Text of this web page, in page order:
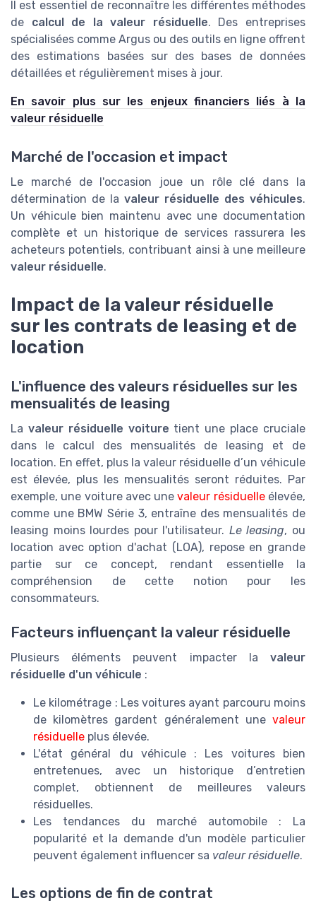
Il est essentiel de reconnaître les différentes méthodes
de calcul de la valeur résiduelle. Des entreprises
spécialisées comme Argus ou des outils en ligne offrent
des estimations basées sur des bases de données
détaillées et régulièrement mises à jour.
En savoir plus sur les enjeux financiers liés à la
valeur résiduelle
Marché de l'occasion et impact
Le marché de l'occasion joue un rôle clé dans la
détermination de la valeur résiduelle des véhicules.
Un véhicule bien maintenu avec une documentation
complète et un historique de services rassurera les
acheteurs potentiels, contribuant ainsi à une meilleure
valeur résiduelle.
Impact de la valeur résiduelle
sur les contrats de leasing et de
location
L'influence des valeurs résiduelles sur les
mensualités de leasing
La valeur résiduelle voiture tient une place cruciale
dans le calcul des mensualités de leasing et de
location. En effet, plus la valeur résiduelle d’un véhicule
est élevée, plus les mensualités seront réduites. Par
exemple, une voiture avec unevaleur résiduelleélevée,
comme une BMW Série 3, entraîne des mensualités de
leasing moins lourdes pour l'utilisateur. Le leasing, ou
location avec option d'achat (LOA), repose en grande
partie sur ce concept, rendant essentielle la
compréhension de cette notion pour les
consommateurs.
Facteurs influençant la valeur résiduelle
Plusieurs éléments peuvent impacter la valeur
résiduelle d'un véhicule :
Le kilométrage : Les voitures ayant parcouru moins
de kilomètres gardent généralement une valeur
résiduelle plus élevée.
L'état général du véhicule : Les voitures bien
entretenues, avec un historique d’entretien
complet, obtiennent de meilleures valeurs
résiduelles.
Les tendances du marché automobile : La
popularité et la demande d'un modèle particulier
peuvent également influencer sa valeur résiduelle.
Les options de fin de contrat